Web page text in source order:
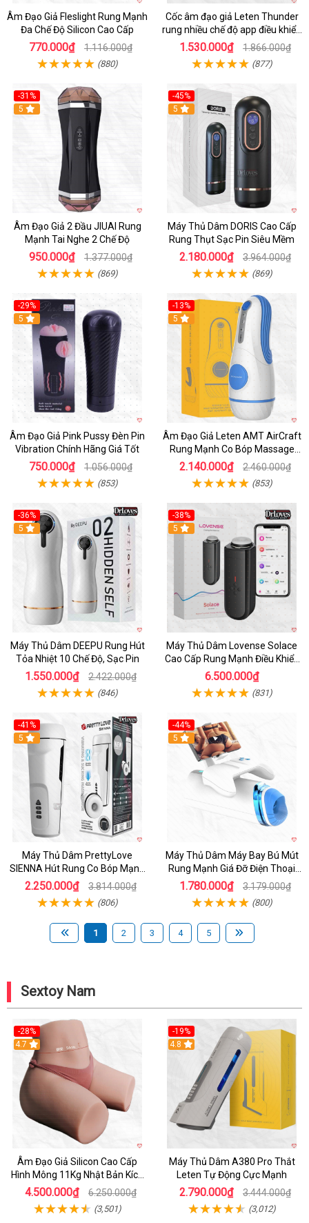
Âm Đạo Giả Fleslight Rung Mạnh
Đa Chế Độ Silicon Cao Cấp
770.000₫ 1.116.000₫
(880)
Cốc âm đạo giả Leten Thunder
rung nhiều chế độ app điều khiển
tiện lợi
1.530.000₫ 1.866.000₫
(877)
-31%
5
Âm Đạo Giả 2 Đầu JIUAI Rung
Mạnh Tai Nghe 2 Chế Độ
950.000₫ 1.377.000₫
(869)
-45%
Hot
5
Máy Thủ Dâm DORIS Cao Cấp
Rung Thụt Sạc Pin Siêu Mềm
2.180.000₫ 3.964.000₫
(869)
-29%
5
Âm Đạo Giả Pink Pussy Đèn Pin
Vibration Chính Hãng Giá Tốt
750.000₫ 1.056.000₫
(853)
-13%
5
Âm Đạo Giả Leten AMT AirCraft
Rung Mạnh Co Bóp Massage
Êm Ái
2.140.000₫ 2.460.000₫
(853)
-36%
Hot
5
Máy Thủ Dâm DEEPU Rung Hút
Tỏa Nhiệt 10 Chế Độ, Sạc Pin
1.550.000₫ 2.422.000₫
(846)
-38%
Hot
5
Máy Thủ Dâm Lovense Solace
Cao Cấp Rung Mạnh Điều Khiển
App
6.500.000₫
(831)
-41%
Hot
5
Máy Thủ Dâm PrettyLove
SIENNA Hút Rung Co Bóp Mạnh
Mẽ Nam
2.250.000₫ 3.814.000₫
(806)
-44%
Hot
5
Máy Thủ Dâm Máy Bay Bú Mút
Rung Mạnh Giá Đỡ Điện Thoại
Chính Hãng
1.780.000₫ 3.179.000₫
(800)
1 2 3 4 5
Sextoy Nam
-28%
4.7
Âm Đạo Giả Silicon Cao Cấp
Hình Mông 11Kg Nhật Bản Kích
Thước Như Thật
4.500.000₫ 6.250.000₫
(3,501)
-19%
Hot
4.8
Máy Thủ Dâm A380 Pro Thắt
Leten Tự Động Cực Mạnh
2.790.000₫ 3.444.000₫
(3,012)